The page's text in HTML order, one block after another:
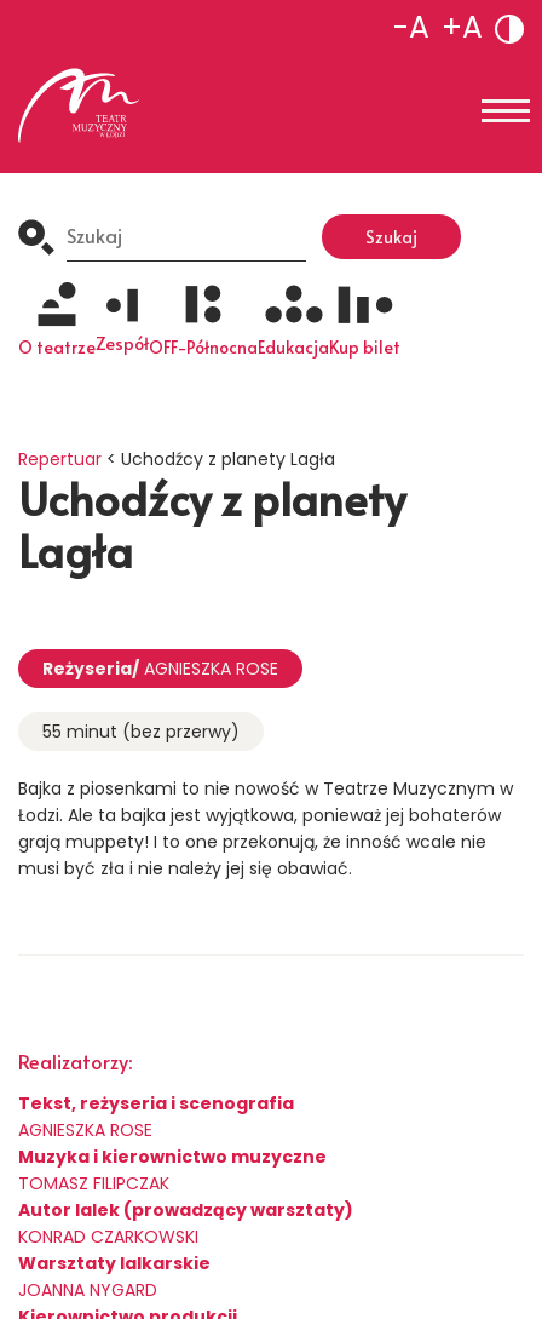
-A +A
for:
Szukaj
O teatrzeZespółOFF-PółnocnaEdukacjaKup bilet
Repertuar < Uchodźcy z planety Lagła
Uchodźcy z planety
Lagła
Reżyseria/ AGNIESZKA ROSE
55 minut (bez przerwy)
Bajka z piosenkami to nie nowość w Teatrze Muzycznym w
Łodzi. Ale ta bajka jest wyjątkowa, ponieważ jej bohaterów
grają muppety! I to one przekonują, że inność wcale nie
musi być zła i nie należy jej się obawiać.
Realizatorzy:
Tekst, reżyseria i scenografia
AGNIESZKA ROSE
Muzyka i kierownictwo muzyczne
TOMASZ FILIPCZAK
Autor lalek (prowadzący warsztaty)
KONRAD CZARKOWSKI
Warsztaty lalkarskie
JOANNA NYGARD